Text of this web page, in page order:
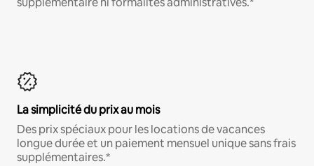
La simplicité du prix au mois
Des prix spéciaux pour les locations de vacances
longue durée et un paiement mensuel unique sans frais
supplémentaires.*